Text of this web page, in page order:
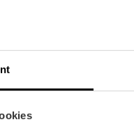
o fare sport: il buon
vitamina D in modo